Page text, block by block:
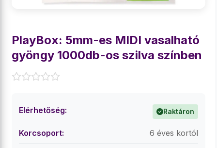
PlayBox: 5mm-es MIDI vasalható
gyöngy 1000db-os szilva színben
Elérhetőség: Raktáron
Korcsoport: 6 éves kortól